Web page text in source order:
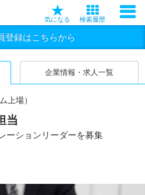
気になる 検索履歴
登録はこちらから
企業情報・求人一覧
上場）
当
ーションリーダーを募集